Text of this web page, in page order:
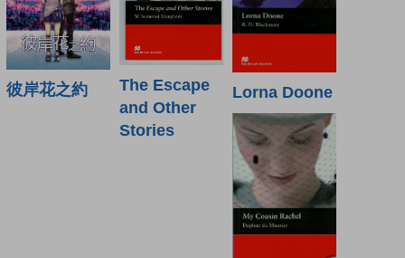
彼岸花之約
The Escape
and Other
Stories
Lorna Doone